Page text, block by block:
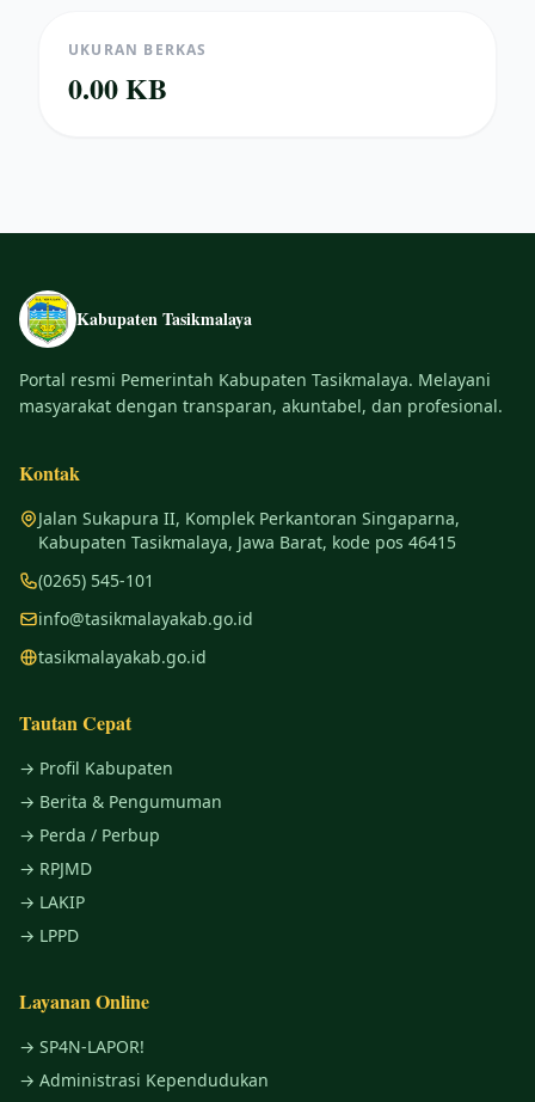
UKURAN BERKAS
0.00 KB
Kabupaten Tasikmalaya
Portal resmi Pemerintah Kabupaten Tasikmalaya. Melayani
masyarakat dengan transparan, akuntabel, dan profesional.
Kontak
Jalan Sukapura II, Komplek Perkantoran Singaparna,
Kabupaten Tasikmalaya, Jawa Barat, kode pos 46415
(0265) 545-101
info@tasikmalayakab.go.id
tasikmalayakab.go.id
Tautan Cepat
→ Profil Kabupaten
→ Berita & Pengumuman
→ Perda / Perbup
→ RPJMD
→ LAKIP
→ LPPD
Layanan Online
→ SP4N-LAPOR!
→ Administrasi Kependudukan